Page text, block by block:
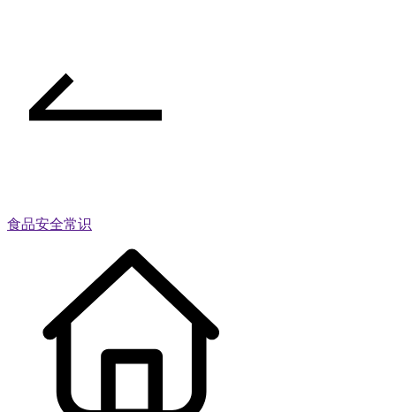
食品安全常识